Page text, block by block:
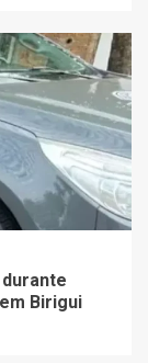
Birigui